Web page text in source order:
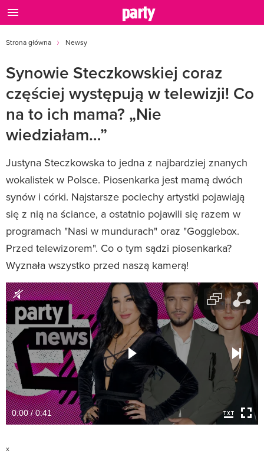
Strona główna Newsy
Synowie Steczkowskiej coraz
częściej występują w telewizji! Co
na to ich mama? „Nie
wiedziałam…”
Justyna Steczkowska to jedna z najbardziej znanych
wokalistek w Polsce. Piosenkarka jest mamą dwóch
synów i córki. Najstarsze pociechy artystki pojawiają
się z nią na ściance, a ostatnio pojawili się razem w
programach "Nasi w mundurach" oraz "Gogglebox.
Przed telewizorem". Co o tym sądzi piosenkarka?
Wyznała wszystko przed naszą kamerą!
0:00 / 0:41
x